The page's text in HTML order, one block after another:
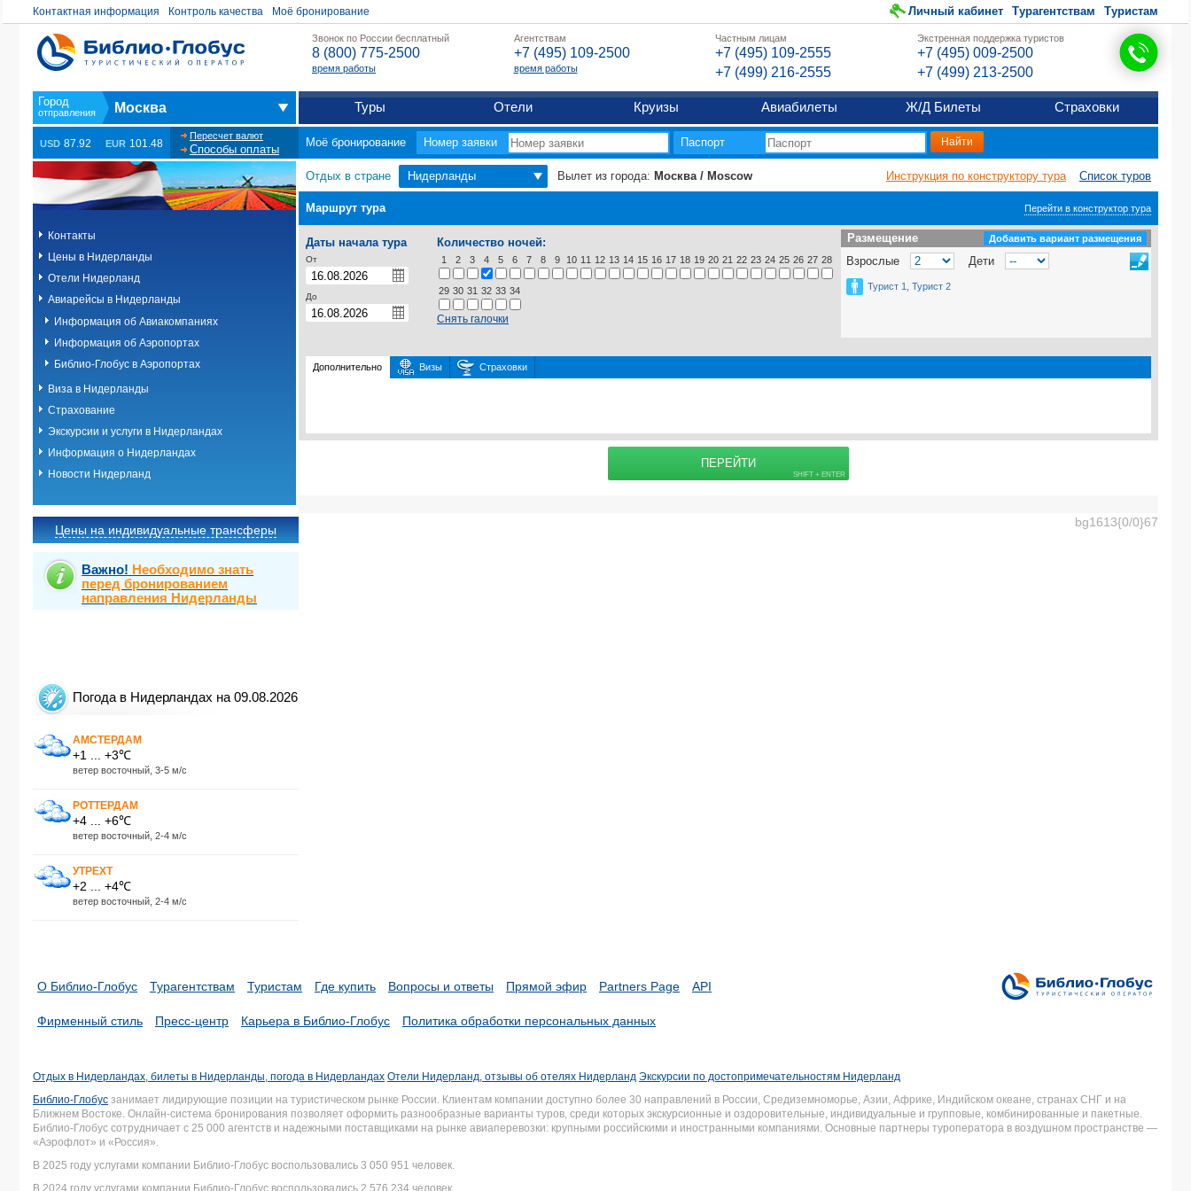
Контактная информация Контроль качества Моё бронирование Личный кабинет Турагентствам Туристам
Звонок по России бесплатный
8 (800) 775-2500
время работы
Агентствам
+7 (495) 109-2500
время работы
Частным лицам
+7 (495) 109-2555
+7 (499) 216-2555
Экстренная поддержка туристов
+7 (495) 009-2500
+7 (499) 213-2500
Москва Туры Отели Круизы Авиабилеты Ж/Д Билеты Страховки
USD 87.92 EUR 101.48
Пересчет валют
Способы оплаты
Моё бронирование Номер заявки Паспорт
Контакты
Цены в Нидерланды
Отели Нидерланд
Авиарейсы в Нидерланды
Информация об Авиакомпаниях
Информация об Аэропортах
Библио-Глобус в Аэропортах
Виза в Нидерланды
Страхование
Экскурсии и услуги в Нидерландах
Информация о Нидерландах
Новости Нидерланд
Цены на индивидуальные трансферы
Важно! Необходимо знать
перед бронированием
направления Нидерланды
Погода в Нидерландах на 09.08.2026
АМСТЕРДАМ
+1 ... +3℃
ветер восточный, 3-5 м/с
РОТТЕРДАМ
+4 ... +6℃
ветер восточный, 2-4 м/с
УТРЕХТ
+2 ... +4℃
ветер восточный, 2-4 м/с
Отдых в стране Нидерланды Вылет из города: Москва / Moscow Инструкция по конструктору тура Список туров
Маршрут тура Перейти в конструктор тура
Даты начала тура
От
До
Размещение
Размещение Добавить вариант размещения
Взрослые Дети
Турист 1, Турист 2
Количество ночей:
1 2 3 4 5 6 7 8 9 10 11 12 13 14 15 16 17 18 19 20 21 22 23 24 25 26 27 28
29 30 31 32 33 34
Снять галочки
Дополнительно Визы Страховки
ПЕРЕЙТИ
bg1613{0/0}67
О Библио-Глобус Турагентствам Туристам Где купить Вопросы и ответы Прямой эфир Partners Page API
Фирменный стиль Пресс-центр Карьера в Библио-Глобус Политика обработки персональных данных
Отдых в Нидерландах, билеты в Нидерланды, погода в Нидерландах Отели Нидерланд, отзывы об отелях Нидерланд Экскурсии по достопримечательностям Нидерланд
Библио-Глобус занимает лидирующие позиции на туристическом рынке России. Клиентам компании доступно более 30 направлений в России, Средиземноморье, Азии, Африке, Индийском океане, странах СНГ и на
Ближнем Востоке. Онлайн-система бронирования позволяет оформить разнообразные варианты туров, среди которых экскурсионные и оздоровительные, индивидуальные и групповые, комбинированные и пакетные.
Библио-Глобус сотрудничает с 25 000 агентств и надежными поставщиками на рынке авиаперевозки: крупными российскими и иностранными компаниями. Основные партнеры туроператора в воздушном пространстве —
«Аэрофлот» и «Россия».
В 2025 году услугами компании Библио-Глобус воспользовались 3 050 951 человек.
В 2024 году услугами компании Библио-Глобус воспользовались 2 576 234 человек.